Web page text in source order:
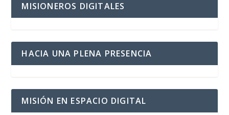
MISIONEROS DIGITALES
HACIA UNA PLENA PRESENCIA
MISIÓN EN ESPACIO DIGITAL